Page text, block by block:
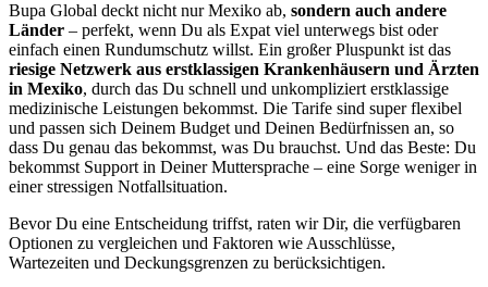
Bupa Global deckt nicht nur Mexiko ab, sondern auch andere
Länder – perfekt, wenn Du als Expat viel unterwegs bist oder
einfach einen Rundumschutz willst. Ein großer Pluspunkt ist das
riesige Netzwerk aus erstklassigen Krankenhäusern und Ärzten
in Mexiko, durch das Du schnell und unkompliziert erstklassige
medizinische Leistungen bekommst. Die Tarife sind super flexibel
und passen sich Deinem Budget und Deinen Bedürfnissen an, so
dass Du genau das bekommst, was Du brauchst. Und das Beste: Du
bekommst Support in Deiner Muttersprache – eine Sorge weniger in
einer stressigen Notfallsituation.
Bevor Du eine Entscheidung triffst, raten wir Dir, die verfügbaren
Optionen zu vergleichen und Faktoren wie Ausschlüsse,
Wartezeiten und Deckungsgrenzen zu berücksichtigen.